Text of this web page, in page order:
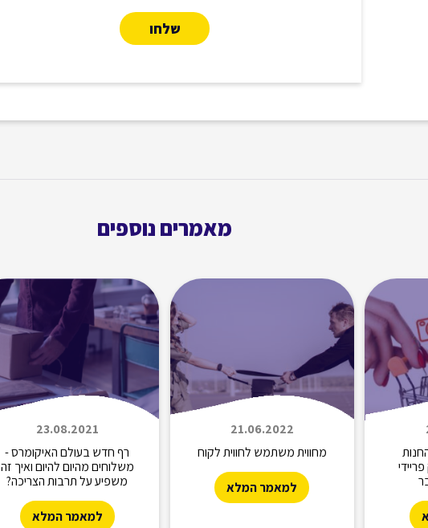
מאמרים נוספים
21.06.2022
מחווית משתמש לחווית לקוח
למאמר המלא
23.08.2021
רף חדש בעולם האיקומרס -
משלוחים מהיום להיום ואיך זה
משפיע על תרבות הצריכה?
למאמר המלא